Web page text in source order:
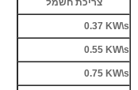
0.37 KW\s
0.55 KW\s
0.75 KW\s